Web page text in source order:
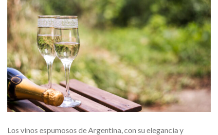
Los vinos espumosos de Argentina, con su elegancia y